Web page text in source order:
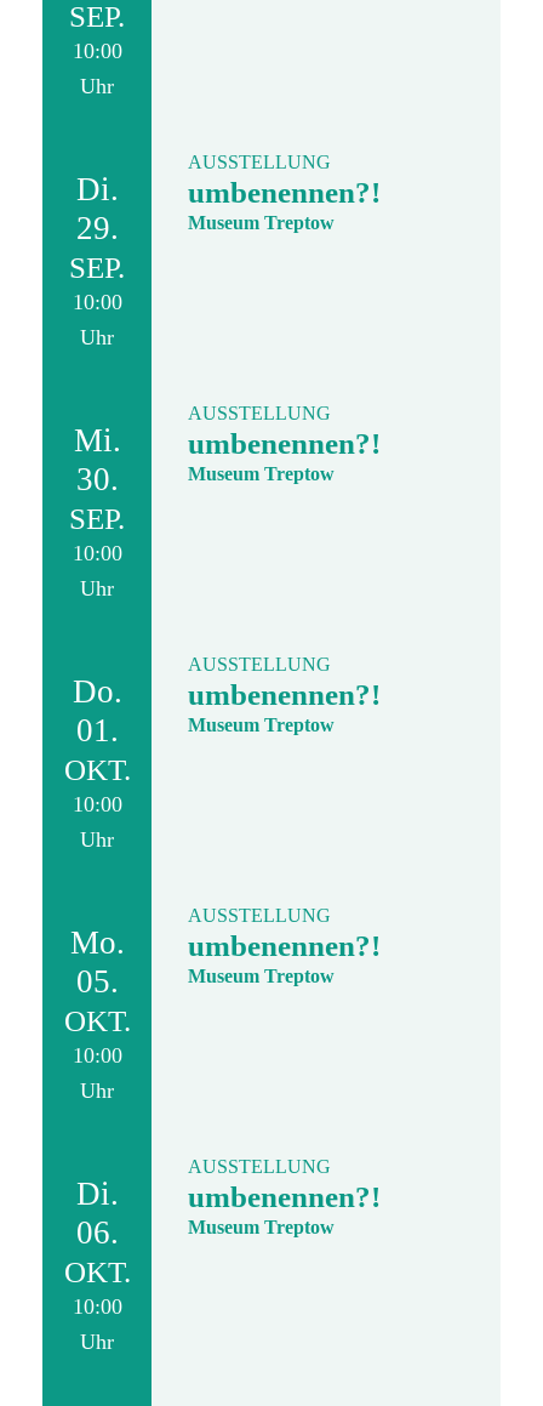
SEP.
10:00
Uhr
Di.
29.
SEP.
10:00
Uhr
AUSSTELLUNG
umbenennen?!
Museum Treptow
Mi.
30.
SEP.
10:00
Uhr
AUSSTELLUNG
umbenennen?!
Museum Treptow
Do.
01.
OKT.
10:00
Uhr
AUSSTELLUNG
umbenennen?!
Museum Treptow
Mo.
05.
OKT.
10:00
Uhr
AUSSTELLUNG
umbenennen?!
Museum Treptow
Di.
06.
OKT.
10:00
Uhr
AUSSTELLUNG
umbenennen?!
Museum Treptow